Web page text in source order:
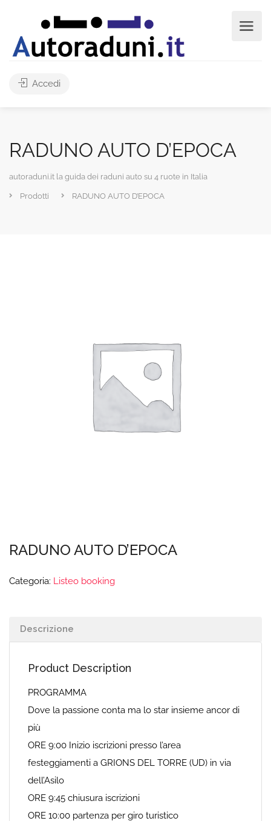
Accedi
RADUNO AUTO D’EPOCA
autoraduni.it la guida dei raduni auto su 4 ruote in Italia
Prodotti RADUNO AUTO D’EPOCA
RADUNO AUTO D’EPOCA
Categoria: Listeo booking
Descrizione
Product Description
PROGRAMMA
Dove la passione conta ma lo star insieme ancor di
più
ORE 9:00 Inizio iscrizioni presso l’area
festeggiamenti a GRIONS DEL TORRE (UD) in via
dell’Asilo
ORE 9:45 chiusura iscrizioni
ORE 10:00 partenza per giro turistico